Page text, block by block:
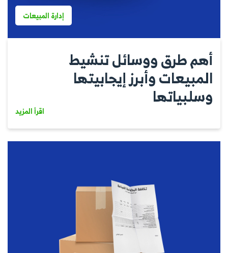
إدارة المبيعات
أهم طرق ووسائل تنشيط
المبيعات وأبرز إيجابيتها
وسلبياتها
اقرأ المزيد